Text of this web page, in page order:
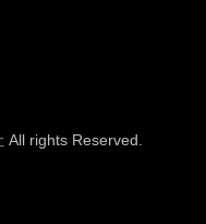
rights Reserved.